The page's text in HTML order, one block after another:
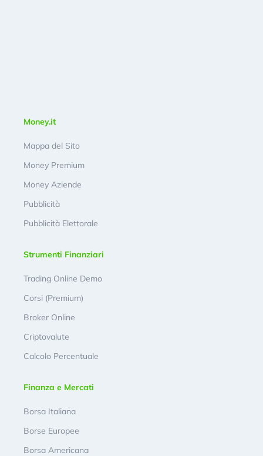
Money.it
Mappa del Sito
Money Premium
Money Aziende
Pubblicità
Pubblicità Elettorale
Strumenti Finanziari
Trading Online Demo
Corsi (Premium)
Broker Online
Criptovalute
Calcolo Percentuale
Finanza e Mercati
Borsa Italiana
Borse Europee
Borsa Americana